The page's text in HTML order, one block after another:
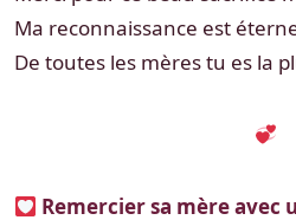
Ma reconnaissance est
De toutes les mères tu es la
Remercier sa mère avec